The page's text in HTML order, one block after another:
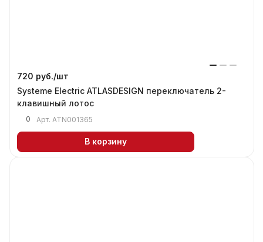
720 руб./шт
Systeme Electric ATLASDESIGN переключатель 2-
клавишный лотос
0 Арт. ATN001365
В корзину